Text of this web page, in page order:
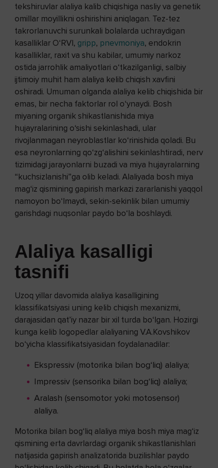
tekshiruvlar alaliya kalib chiqishiga nasliy va genetik
omillar moyillikni oshirishini aniqlagan. Tez-tez
takrorlanuvchi surunkali bolalarda uchraydigan
kasalliklar O‘RVI, gripp, pnevmoniya, endokrin
kasalliklar, raxit va shu kabilar, umumiy narkoz
ostida jarrohlik amaliyotlari o‘tkazilganligi, salbiy
ijtimoiy muhit ham alaliya kelib chiqish xavfini
oshiradi. Umuman olganda alaliya kelib chiqishida bir
emas, bir necha faktorlar rol o‘ynaydi. Bosh
miyaning organik shikastlanishida miya
hujayralarining o‘sishi sekinlashadi, ular
rivojlanmagan neyroblastlar ko‘rinishida qoladi. Bu
esa neyronlarning qo‘zg‘alishini sekinlashtiradi, nerv
tizimidagi jarayonlarni buzadi va miya hujayralarning
“kuchsizlanishi”ga olib keladi. Alaliyada bosh miya
mag‘iz qismining gapirish markazi zararlanishi yaqqol
namoyon bo‘lmaydi, sekin-sekinlik bilan umumiy
garishdagi nuqsonlar paydo bo‘la boshlaydi.
Alaliya kasalligi
tasnifi
Uzoq yillar davomida alaliya kasalligining
klassifikatsiyasi uning kelib chiqish mexanizmi,
darajasidan qat’iy nazar bir xil turda bo‘lgan. Hozirgi
kunga kelib logopedlar alaliyaning V.A.Kovshikov
bo‘yicha klassifikatsiyasidan foydalanadilar:
Ekspressiv (motorika bilan bog‘liq) alaliya;
Impressiv (sensorika bilan bog‘liq) alaliya;
Aralash (sensomotor yoki motosensor)
alaliya.
Motorika bilan bog‘liq alaliya miya bosh miya mag‘iz
qismining erta davrlardagi organik shikastlanishlari
natijasida gapirish analizatorida buzilishlar paydo